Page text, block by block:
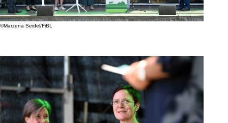
©Marzena Seidel/FiBL